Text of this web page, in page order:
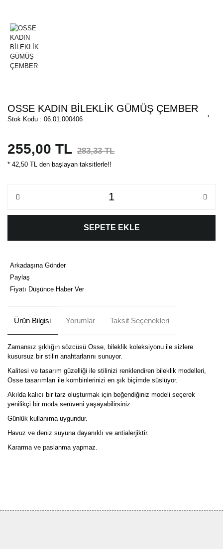
OSSE KADIN BİLEKLİK GÜMÜŞ ÇEMBER
Stok Kodu : 06.01.000406
255,00 TL 283,33 TL
* 42,50 TL den başlayan taksitlerle!!
SEPETE EKLE
Arkadaşına Gönder
Paylaş
Fiyatı Düşünce Haber Ver
Ürün Bilgisi Yorumlar Taksit Seçenekleri
Zamansız şıklığın sözcüsü Osse, bileklik koleksiyonu ile sizlere
kusursuz bir stilin anahtarlarını sunuyor.
Kalitesi ve tasarım güzelliği ile stilinizi renklendiren bileklik modelleri,
Osse tasarımları ile kombinlerinizi en şık biçimde süslüyor.
Akılda kalıcı bir tarz oluşturmak için beğendiğiniz modeli seçerek
yenilikçi bir moda serüveni yaşayabilirsiniz.
Günlük kullanıma uygundur.
Havuz ve deniz suyuna dayanıklı ve antialerjiktir.
Kararma ve paslanma yapmaz.